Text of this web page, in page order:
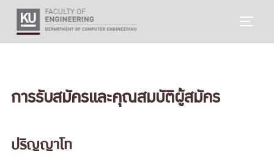
การรับสมัครและคุณสมบัติผู้สมัคร
ปริญญาโท